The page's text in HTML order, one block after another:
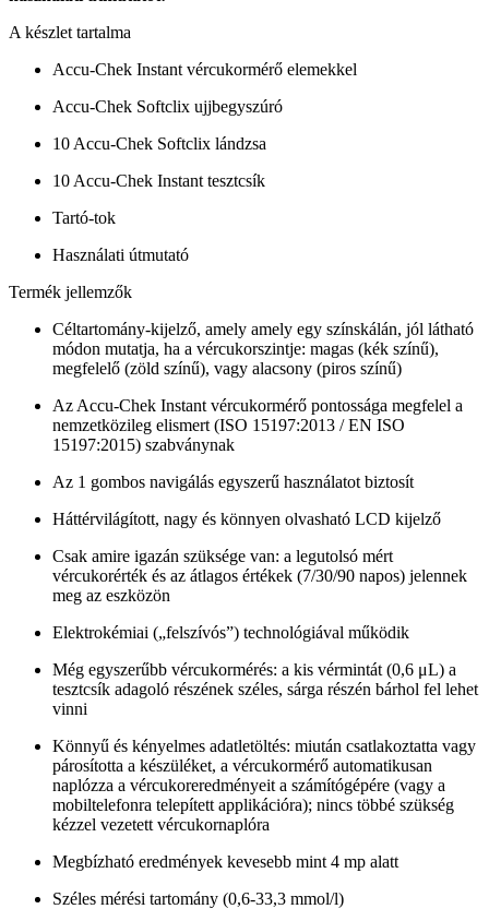
A készlet tartalma
Accu-Chek Instant vércukormérő elemekkel
Accu-Chek Softclix ujjbegyszúró
10 Accu-Chek Softclix lándzsa
10 Accu-Chek Instant tesztcsík
Tartó-tok
Használati útmutató
Termék jellemzők
Céltartomány-kijelző, amely amely egy színskálán, jól látható
módon mutatja, ha a vércukorszintje: magas (kék színű),
megfelelő (zöld színű), vagy alacsony (piros színű)
Az Accu-Chek Instant vércukormérő pontossága megfelel a
nemzetközileg elismert (ISO 15197:2013 / EN ISO
15197:2015) szabványnak
Az 1 gombos navigálás egyszerű használatot biztosít
Háttérvilágított, nagy és könnyen olvasható LCD kijelző
Csak amire igazán szüksége van: a legutolsó mért
vércukorérték és az átlagos értékek (7/30/90 napos) jelennek
meg az eszközön
Elektrokémiai („felszívós”) technológiával működik
Még egyszerűbb vércukormérés: a kis vérmintát (0,6 μL) a
tesztcsík adagoló részének széles, sárga részén bárhol fel lehet
vinni
Könnyű és kényelmes adatletöltés: miután csatlakoztatta vagy
párosította a készüléket, a vércukormérő automatikusan
naplózza a vércukoreredményeit a számítógépére (vagy a
mobiltelefonra telepített applikációra); nincs többé szükség
kézzel vezetett vércukornaplóra
Megbízható eredmények kevesebb mint 4 mp alatt
Széles mérési tartomány (0,6-33,3 mmol/l)